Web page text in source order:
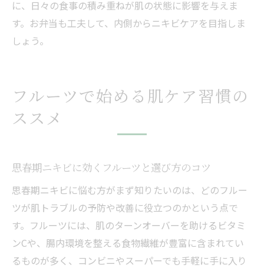
に、日々の食事の積み重ねが肌の状態に影響を与えま
す。お弁当も工夫して、内側からニキビケアを目指しま
しょう。
フルーツで始める肌ケア習慣の
ススメ
思春期ニキビに効くフルーツと選び方のコツ
思春期ニキビに悩む方がまず知りたいのは、どのフルー
ツが肌トラブルの予防や改善に役立つのかという点で
す。フルーツには、肌のターンオーバーを助けるビタミ
ンCや、腸内環境を整える食物繊維が豊富に含まれてい
るものが多く、コンビニやスーパーでも手軽に手に入り